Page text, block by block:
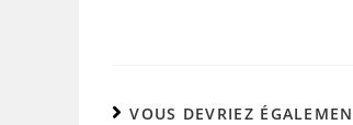
VOUS DEVRIEZ